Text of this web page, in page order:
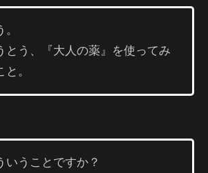
とう、『大人の薬』を使ってみ
と。
いうことですか？